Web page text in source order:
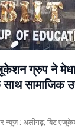
ग्रुप ने
सामाजिक
न्यूज़ : अलीगढ़; बिट